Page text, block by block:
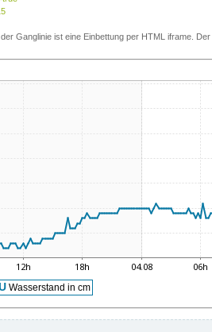
Ganglinie ist eine Einbettung per HTML iframe.